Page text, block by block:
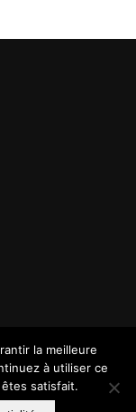
la meilleure
à utiliser ce
satisfait.
us